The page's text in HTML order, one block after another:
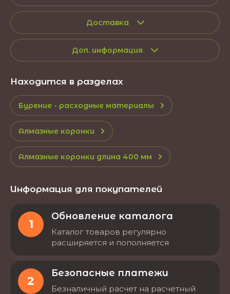
Доставка
Доп. информация
Находится в разделах
Бурение - расходные материалы
Алмазные коронки
Алмазные коронки длина 400 мм
Информация для покупателей
1
Обновление каталога
Каталог товаров регулярно
расширяется и пополняется
2
Безопасные платежи
Безналичный расчет на расчетный